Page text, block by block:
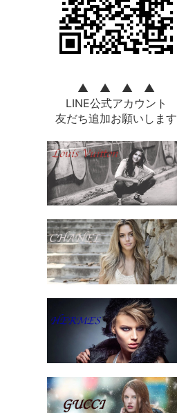
▲ ▲ ▲ ▲
LINE公式アカウント
友だち追加お願いします